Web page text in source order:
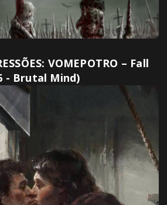
VOMEPOTRO – Fall
- Brutal Mind)